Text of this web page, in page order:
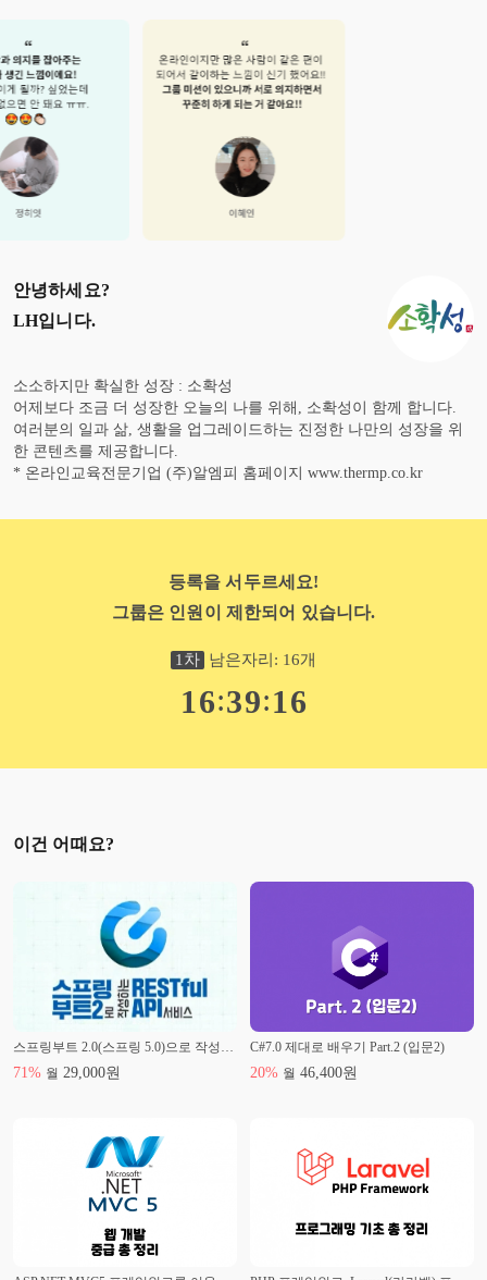
안녕하세요?
LH입니다.
소소하지만 확실한 성장 : 소확성
어제보다 조금 더 성장한 오늘의 나를 위해, 소확성이 함께 합니다.
여러분의 일과 삶, 생활을 업그레이드하는 진정한 나만의 성장을 위
한 콘텐츠를 제공합니다.
* 온라인교육전문기업 (주)알엠피 홈페이지 www.thermp.co.kr
등록을 서두르세요!
그룹은 인원이 제한되어 있습니다.
1 차 남은자리: 16개
16:39:15
이건 어때요?
71% 월 29,000원
C#7.0 제대로 배우기 Part.2 (입문2)
20% 월 46,400원